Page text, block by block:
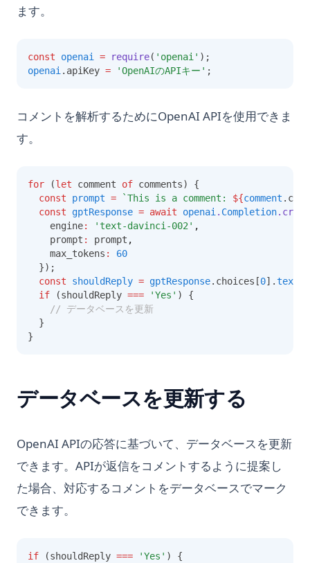
ます。
const openai = require( 'openai' );
openai.apiKey = 'OpenAIのAPIキー' ;
コメントを解析するためにOpenAI APIを使用できま
す。
for (let comment of comments) {
const
prompt = `This is a comment: ${comment
const
gptResponse = await openai. Completion
    engine
: 'text-davinci-002' ,
    prompt
: prompt ,
    max_tokens
:
60
  });
const
shouldReply = gptResponse.choices[0].text
if (shouldReply === 'Yes' ) {
// データベースを更新
  }
}
データベースを更新する
OpenAI APIの応答に基づいて、データベースを更新
できます。APIが返信をコメントするように提案し
た場合、対応するコメントをデータベースでマーク
できます。
if (shouldReply === 'Yes' ) {